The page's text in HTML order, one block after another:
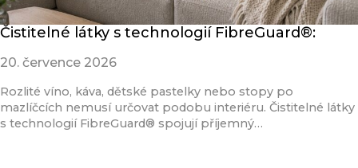
Čistitelné látky s technologií FibreGuard®:
20. července 2026
Rozlité víno, káva, dětské pastelky nebo stopy po
mazlíčcích nemusí určovat podobu interiéru. Čistitelné látky
s technologií FibreGuard® spojují příjemný…